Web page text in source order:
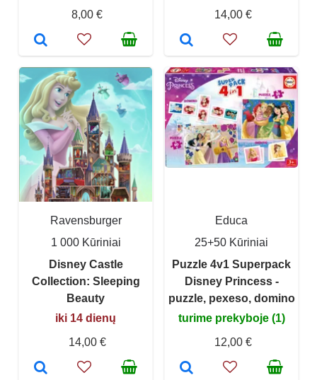
8,00 €
14,00 €
Ravensburger
1 000 Kūriniai
Disney Castle
Collection: Sleeping
Beauty
iki 14 dienų
14,00 €
Educa
25+50 Kūriniai
Puzzle 4v1 Superpack
Disney Princess -
puzzle, pexeso, domino
turime prekyboje (1)
12,00 €